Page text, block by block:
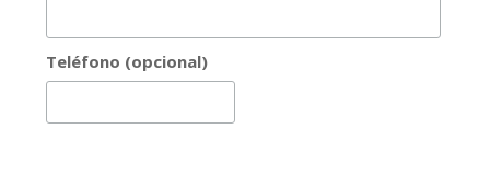
Teléfono (opcional)